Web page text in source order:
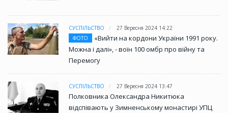
СУСПІЛЬСТВО
27 Вересня 2024 14:22
ФОТО
«Вийти на кордони України 1991 року.
Можна і далі», - воїн 100 омбр про війну та
Перемогу
СУСПІЛЬСТВО 27 Вересня 2024 13:47
Полковника Олександра Никитюка
відспівають у Зимненському монастирі УПЦ